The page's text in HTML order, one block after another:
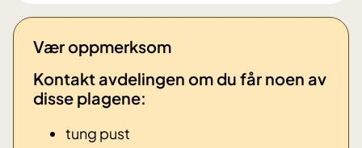
Vær oppmerksom
Kontakt avdelingen om du får noen av
disse plagene: ​
tung pust